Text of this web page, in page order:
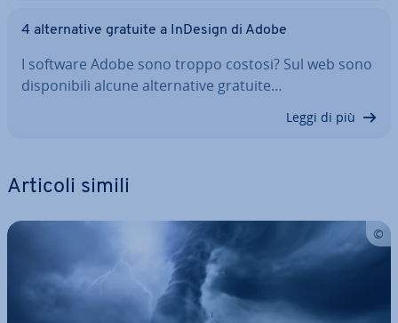
4 al­ter­na­ti­ve gratuite a InDesign di Adobe
I software Adobe sono troppo costosi? Sul web sono
di­spo­ni­bi­li alcune al­ter­na­ti­ve gratuite…
Leggi di più
Articoli simili